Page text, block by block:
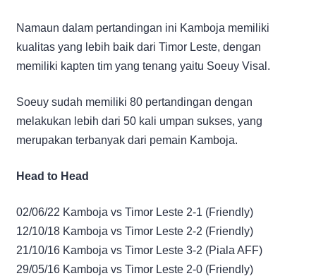
Namaun dalam pertandingan ini Kamboja memiliki
kualitas yang lebih baik dari Timor Leste, dengan
memiliki kapten tim yang tenang yaitu Soeuy Visal.
Soeuy sudah memiliki 80 pertandingan dengan
melakukan lebih dari 50 kali umpan sukses, yang
merupakan terbanyak dari pemain Kamboja.
Head to Head
02/06/22 Kamboja vs Timor Leste 2-1 (Friendly)
12/10/18 Kamboja vs Timor Leste 2-2 (Friendly)
21/10/16 Kamboja vs Timor Leste 3-2 (Piala AFF)
29/05/16 Kamboja vs Timor Leste 2-0 (Friendly)